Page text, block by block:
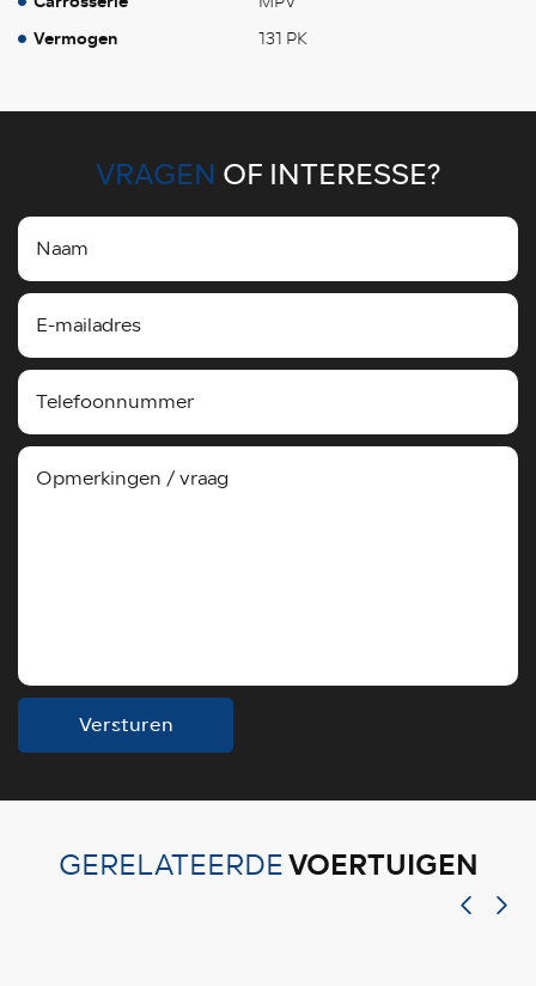
Vermogen 131 PK
VRAGEN OF INTERESSE?
Versturen
GERELATEERDEVOERTUIGEN